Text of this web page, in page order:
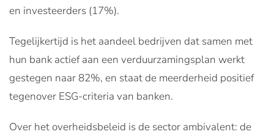
en investeerders (17%).
Tegelijkertijd is het aandeel bedrijven dat samen met
hun bank actief aan een verduurzamingsplan werkt
gestegen naar 82%, en staat de meerderheid positief
tegenover ESG-criteria van banken.
Over het overheidsbeleid is de sector ambivalent: de